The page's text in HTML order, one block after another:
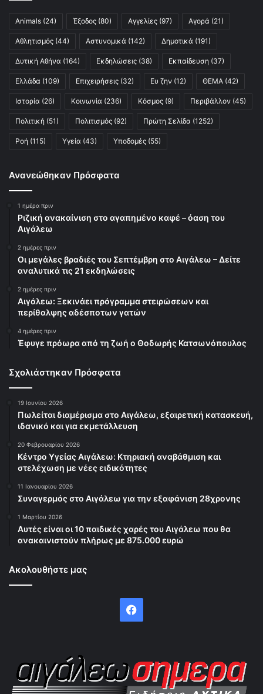
Animals (24) Έξοδος (80) Αγγελίες (97) Αγορά (21)
Αθλητισμός (44) Αστυνομικά (142) Δημοτικά (191)
Δυτική Αθήνα (164) Εκδηλώσεις (38) Εκπαίδευση (37)
Ελλάδα (109) Επιχειρήσεις (32) Ευ ζην (12) ΘΕΜΑ (42)
Ιστορία (26) Κοινωνία (236) Κόσμος (9) Περιβάλλον (45)
Πολιτική (51) Πολιτισμός (92) Πρώτη Σελίδα (1252)
Ροή (115) Υγεία (43) Υποδομές (55)
Ανανεώθηκαν Πρόσφατα
1 ημέρα πριν
Ριζική ανακαίνιση στο αγαπημένο καφέ – όαση του
Αιγάλεω
2 ημέρες πριν
Οι μεγάλες βραδιές του Σεπτέμβρη στο Αιγάλεω – Δείτε
αναλυτικά τις 21 εκδηλώσεις
2 ημέρες πριν
Αιγάλεω: Ξεκινάει πρόγραμμα στειρώσεων και
περίθαλψης αδέσποτων γατών
4 ημέρες πριν
Έφυγε πρόωρα από τη ζωή ο Θοδωρής Κατσωνόπουλος
Σχολιάστηκαν Πρόσφατα
19 Ιουνίου 2026
Πωλείται διαμέρισμα στο Αιγάλεω, εξαιρετική κατασκευή,
ιδανικό και για εκμετάλλευση
20 Φεβρουαρίου 2026
Κέντρο Υγείας Αιγάλεω: Κτηριακή αναβάθμιση και
στελέχωση με νέες ειδικότητες
11 Ιανουαρίου 2026
Συναγερμός στο Αιγάλεω για την εξαφάνιση 28χρονης
1 Μαρτίου 2026
Αυτές είναι οι 10 παιδικές χαρές του Αιγάλεω που θα
ανακαινιστούν πλήρως με 875.000 ευρώ
Ακολουθήστε μας
Facebook